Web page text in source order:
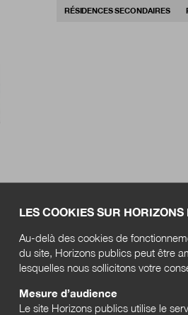
RÉSIDENCES SECONDAIRES
LES COOKIES SUR
Au-delà des cookies de
du site, Horizons publics peut être
lesquelles nous sollicitons votre
Mesure d’audience
Le site Horizons publics utilise le